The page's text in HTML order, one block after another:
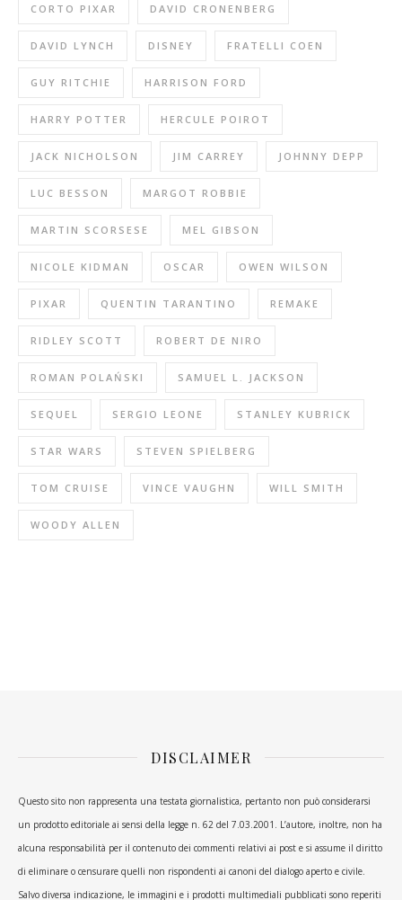
CORTO PIXAR DAVID CRONENBERG
DAVID LYNCH DISNEY FRATELLI COEN
GUY RITCHIE HARRISON FORD
HARRY POTTER HERCULE POIROT
JACK NICHOLSON JIM CARREY JOHNNY DEPP
LUC BESSON MARGOT ROBBIE
MARTIN SCORSESE MEL GIBSON
NICOLE KIDMAN OSCAR OWEN WILSON
PIXAR QUENTIN TARANTINO REMAKE
RIDLEY SCOTT ROBERT DE NIRO
ROMAN POLAŃSKI SAMUEL L. JACKSON
SEQUEL SERGIO LEONE STANLEY KUBRICK
STAR WARS STEVEN SPIELBERG
TOM CRUISE VINCE VAUGHN WILL SMITH
WOODY ALLEN
DISCLAIMER
Questo sito non rappresenta una testata giornalistica, pertanto non può considerarsi
un prodotto editoriale ai sensi della legge n. 62 del 7.03.2001. L’autore, inoltre, non ha
alcuna responsabilità per il contenuto dei commenti relativi ai post e si assume il diritto
di eliminare o censurare quelli non rispondenti ai canoni del dialogo aperto e civile.
Salvo diversa indicazione, le immagini e i prodotti multimediali pubblicati sono reperiti